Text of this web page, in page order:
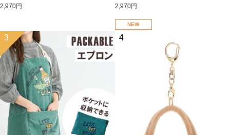
2,970円 2,970円
3
NEW
4